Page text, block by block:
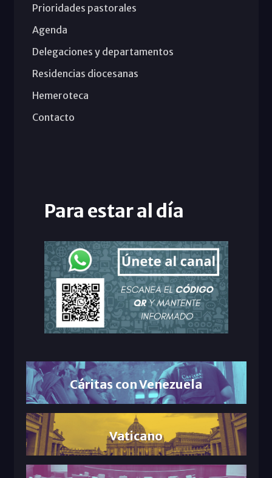
Prioridades pastorales
Agenda
Delegaciones y departamentos
Residencias diocesanas
Hemeroteca
Contacto
Para estar al día
Cáritas con Venezuela
Vaticano